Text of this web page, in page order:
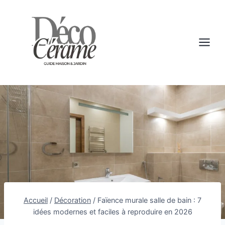
Accueil / Décoration / Faïence murale salle de bain : 7
idées modernes et faciles à reproduire en 2026